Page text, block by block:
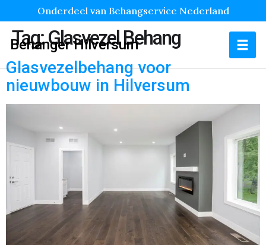
Onderdeel van Behangservice Nederland
Behanger Hilversum
Tag:Glasvezel Behang
Glasvezelbehang voor
nieuwbouw in Hilversum